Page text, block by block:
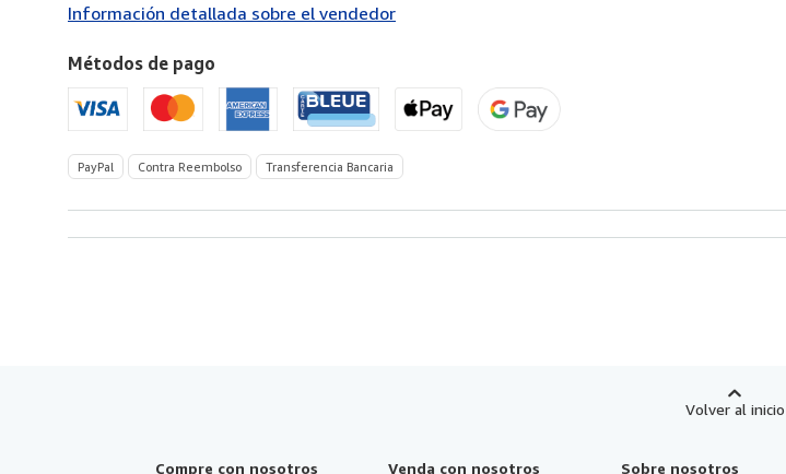
Estados
de
America
Información detallada sobre el vendedor
Métodos de pago
PayPal Contra Reembolso Transferencia Bancaria
Volver al inicio
Compre con nosotros Venda con nosotros Sobre nosotros